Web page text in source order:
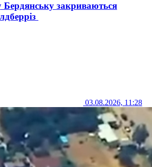
закриваються
03.08.2026, 11:28